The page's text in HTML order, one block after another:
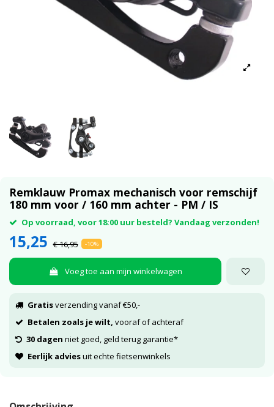
Remklauw Promax mechanisch voor remschijf
180 mm voor / 160 mm achter - PM / IS
Op voorraad, voor 18:00 uur besteld? Vandaag verzonden!
15,25 € 16,95 -10%
Voeg toe aan mijn winkelwagen
Gratisverzending vanaf €50,-
Betalen zoals je wilt, vooraf of achteraf
30 dagen niet goed, geld terug garantie*
Eerlijk adviesuit echte fietsenwinkels